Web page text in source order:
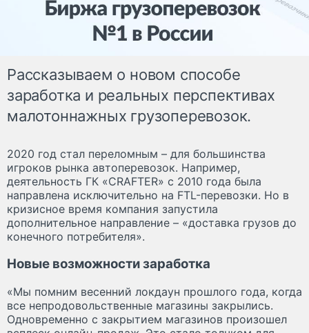
Рассказываем о новом способе
заработка и реальных перспективах
малотоннажных грузоперевозок.
2020 год стал переломным – для большинства
игроков рынка автоперевозок. Например,
деятельность ГК «CRAFTER» с 2010 года была
направлена исключительно на FTL-перевозки. Но в
кризисное время компания запустила
дополнительное направление – «доставка грузов до
конечного потребителя».
Новые возможности заработка
«Мы помним весенний локдаун прошлого года, когда
все непродовольственные магазины закрылись.
Одновременно с закрытием магазинов произошел